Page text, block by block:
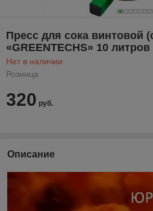
Пресс для сока винтовой
«GREENTECHS» 10 литров
Нет в наличии
Розница
320 руб.
Описание